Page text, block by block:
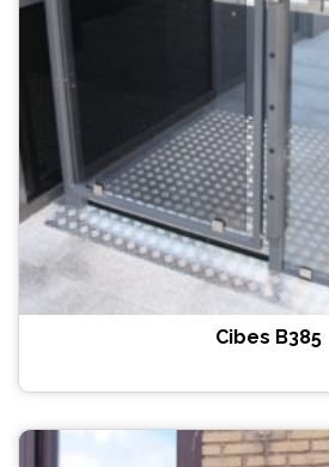
Cibes B385